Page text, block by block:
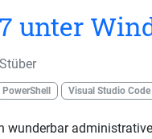
unter
PowerShell Visual Studio Code
wunderbar